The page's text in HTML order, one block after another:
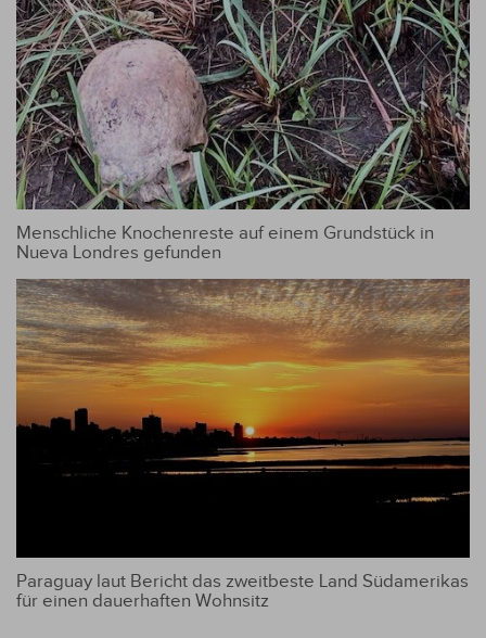
Menschliche Knochenreste auf einem Grundstück in
Nueva Londres gefunden
Paraguay laut Bericht das zweitbeste Land Südamerikas
für einen dauerhaften Wohnsitz